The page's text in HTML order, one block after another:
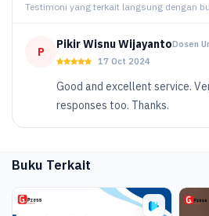
Testimoni yang terkait langsung dengan
P
Pikir Wisnu WijayantoDosen
17 Oct 2024
Good and excellent service.
responses too. Thanks.
Buku Terkait